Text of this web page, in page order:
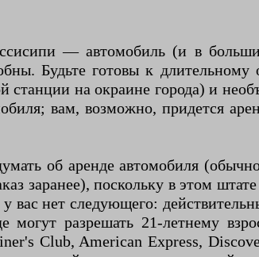
— автомобиль (и в
Будьте готовы к
станции на окраине города) и
вам, возможно, придется
об аренде автомобиля
заранее), поскольку в этом
у вас нет следующего:
разрешать 21-летнему
Club, American Express,